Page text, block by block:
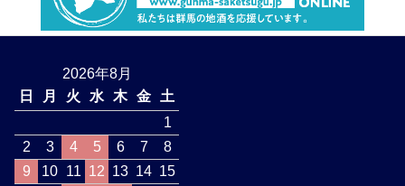
2026年8月
日
月 火 水 木 金
土
1
2
3 4 5 6 7
8
9
10 11 12 13 14 15